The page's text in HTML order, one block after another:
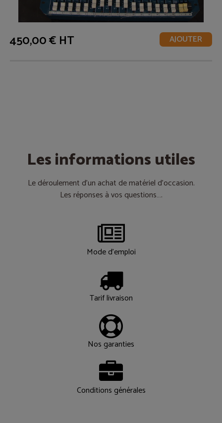
450,00 € HT AJOUTER
Les informations utiles
Le déroulement d’un achat de matériel d’occasion.
Les réponses à vos questions….
Mode d'emploi
Tarif livraison
Nos garanties
Conditions générales